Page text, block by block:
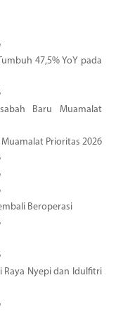
47,5% YoY pada
Baru Muamalat
Prioritas 2026
Beroperasi
Raya Nyepi dan Idulfitri